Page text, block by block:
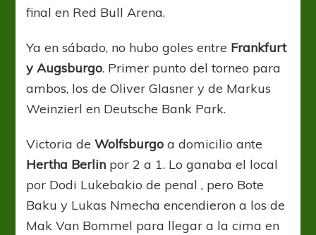
final en Red Bull Arena.
Ya en sábado, no hubo goles entre Frankfurt
y Augsburgo. Primer punto del torneo para
ambos, los de Oliver Glasner y de Markus
Weinzierl en Deutsche Bank Park.
Victoria deWolfsburgo a domicilio ante
Hertha Berlin por 2 a 1. Lo ganaba el local
por Dodi Lukebakio de penal , pero Bote
Baku y Lukas Nmecha encendieron a los de
Mak Van Bommel para llegar a la cima en